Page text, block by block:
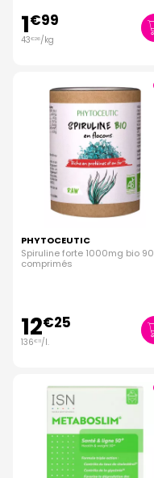
1€99
43€26/kg
PHYTOCEUTIC
Spiruline forte 1000mg bio 90
comprimés
12€25
136€ 11/l.